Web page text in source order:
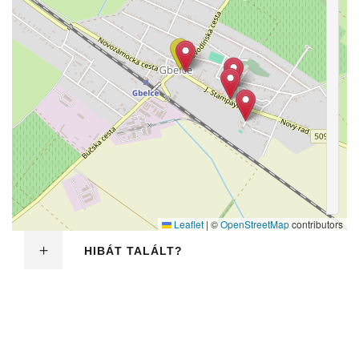
Leaflet | ©OpenStreetMapcontributors
HIBÁT TALÁLT?